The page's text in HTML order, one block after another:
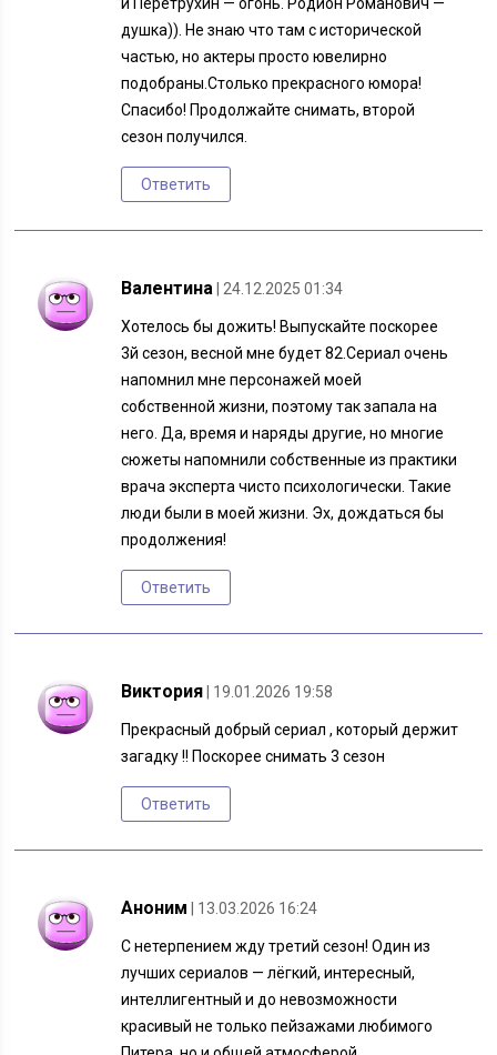
душка)). Не знаю что там с исторической
частью, но актеры просто ювелирно
подобраны.Столько прекрасного юмора!
Спасибо! Продолжайте снимать, второй
сезон получился.
Ответить
Валентина | 24.12.2025 01:34
Хотелось бы дожить! Выпускайте поскорее
3й сезон, весной мне будет 82.Сериал очень
напомнил мне персонажей моей
собственной жизни, поэтому так запала на
него. Да, время и наряды другие, но многие
сюжеты напомнили собственные из практики
врача эксперта чисто психологически. Такие
люди были в моей жизни. Эх, дождаться бы
продолжения!
Ответить
Виктория | 19.01.2026 19:58
Прекрасный добрый сериал , который держит
загадку !! Поскорее снимать 3 сезон
Ответить
Аноним | 13.03.2026 16:24
С нетерпением жду третий сезон! Один из
лучших сериалов — лёгкий, интересный,
интеллигентный и до невозможности
красивый не только пейзажами любимого